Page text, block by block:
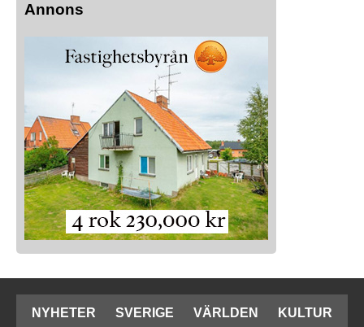
Annons
NYHETER SVERIGE VÄRLDEN KULTUR